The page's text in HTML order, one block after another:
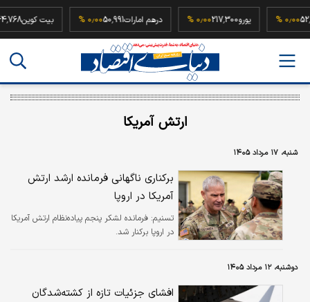
یورو217,300 درهم امارات50,991 بیت
ارتش آمریکا
شنبه، ۱۷ مرداد ۱۴۰۵
برکناری ناگهانی فرمانده ارشد ارتش
آمریکا در اروپا
تسنیم: فرمانده لشکر پنجم پیاده‌نظام ارتش آمریکا
در اروپا برکنار شد.
دوشنبه، ۱۲ مرداد ۱۴۰۵
افشای جزئیات تازه از کشته‌شدگان